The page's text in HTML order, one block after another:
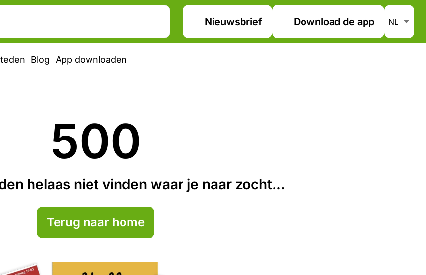
Nieuwsbrief Download de app
Blog App downloaden
500
helaas niet vinden waar je naar zocht...
Terug naar home